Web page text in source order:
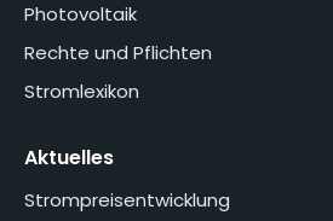
Photovoltaik
Rechte und Pflichten
Stromlexikon
Aktuelles
Strompreisentwicklung